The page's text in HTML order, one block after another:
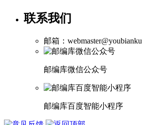
联系我们
邮箱：
邮编库微信公众号
邮编库百度智能小程序